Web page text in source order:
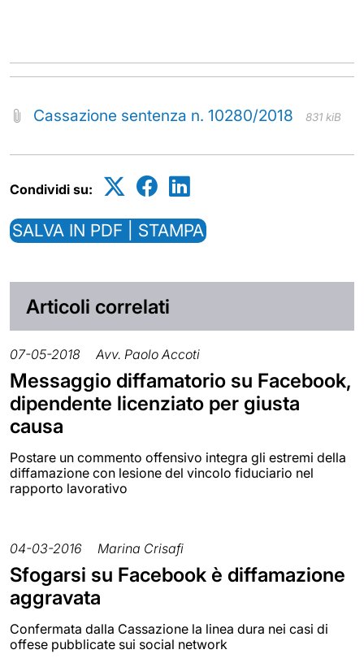
Cassazione sentenza n. 10280/2018 831 kiB
Condividi su:
SALVA IN PDF | STAMPA
Articoli correlati
07-05-2018 Avv. Paolo Accoti
Messaggio diffamatorio su Facebook,
dipendente licenziato per giusta
causa
Postare un commento offensivo integra gli estremi della
diffamazione con lesione del vincolo fiduciario nel
rapporto lavorativo
04-03-2016 Marina Crisafi
Sfogarsi su Facebook è diffamazione
aggravata
Confermata dalla Cassazione la linea dura nei casi di
offese pubblicate sui social network